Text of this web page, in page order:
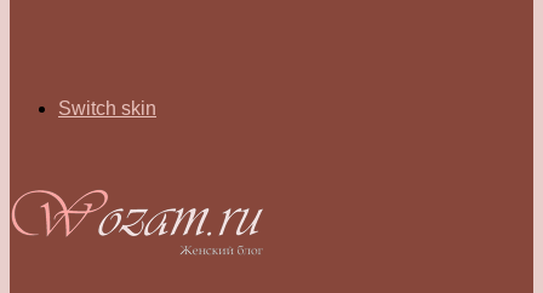
Switch skin